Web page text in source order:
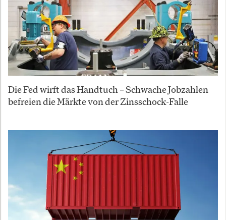
Die Fed wirft das Handtuch – Schwache Jobzahlen
befreien die Märkte von der Zinsschock-Falle